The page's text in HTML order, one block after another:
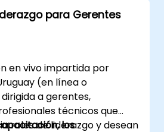
para Gerentes
en vivo impartida por
(en línea o
a gerentes,
técnicos que
roles de liderazgo y desean
los